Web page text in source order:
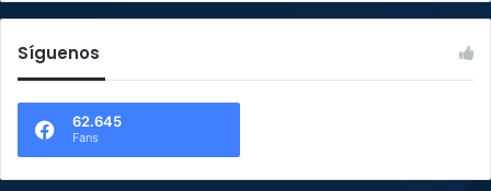
Síguenos
62.645
Fans